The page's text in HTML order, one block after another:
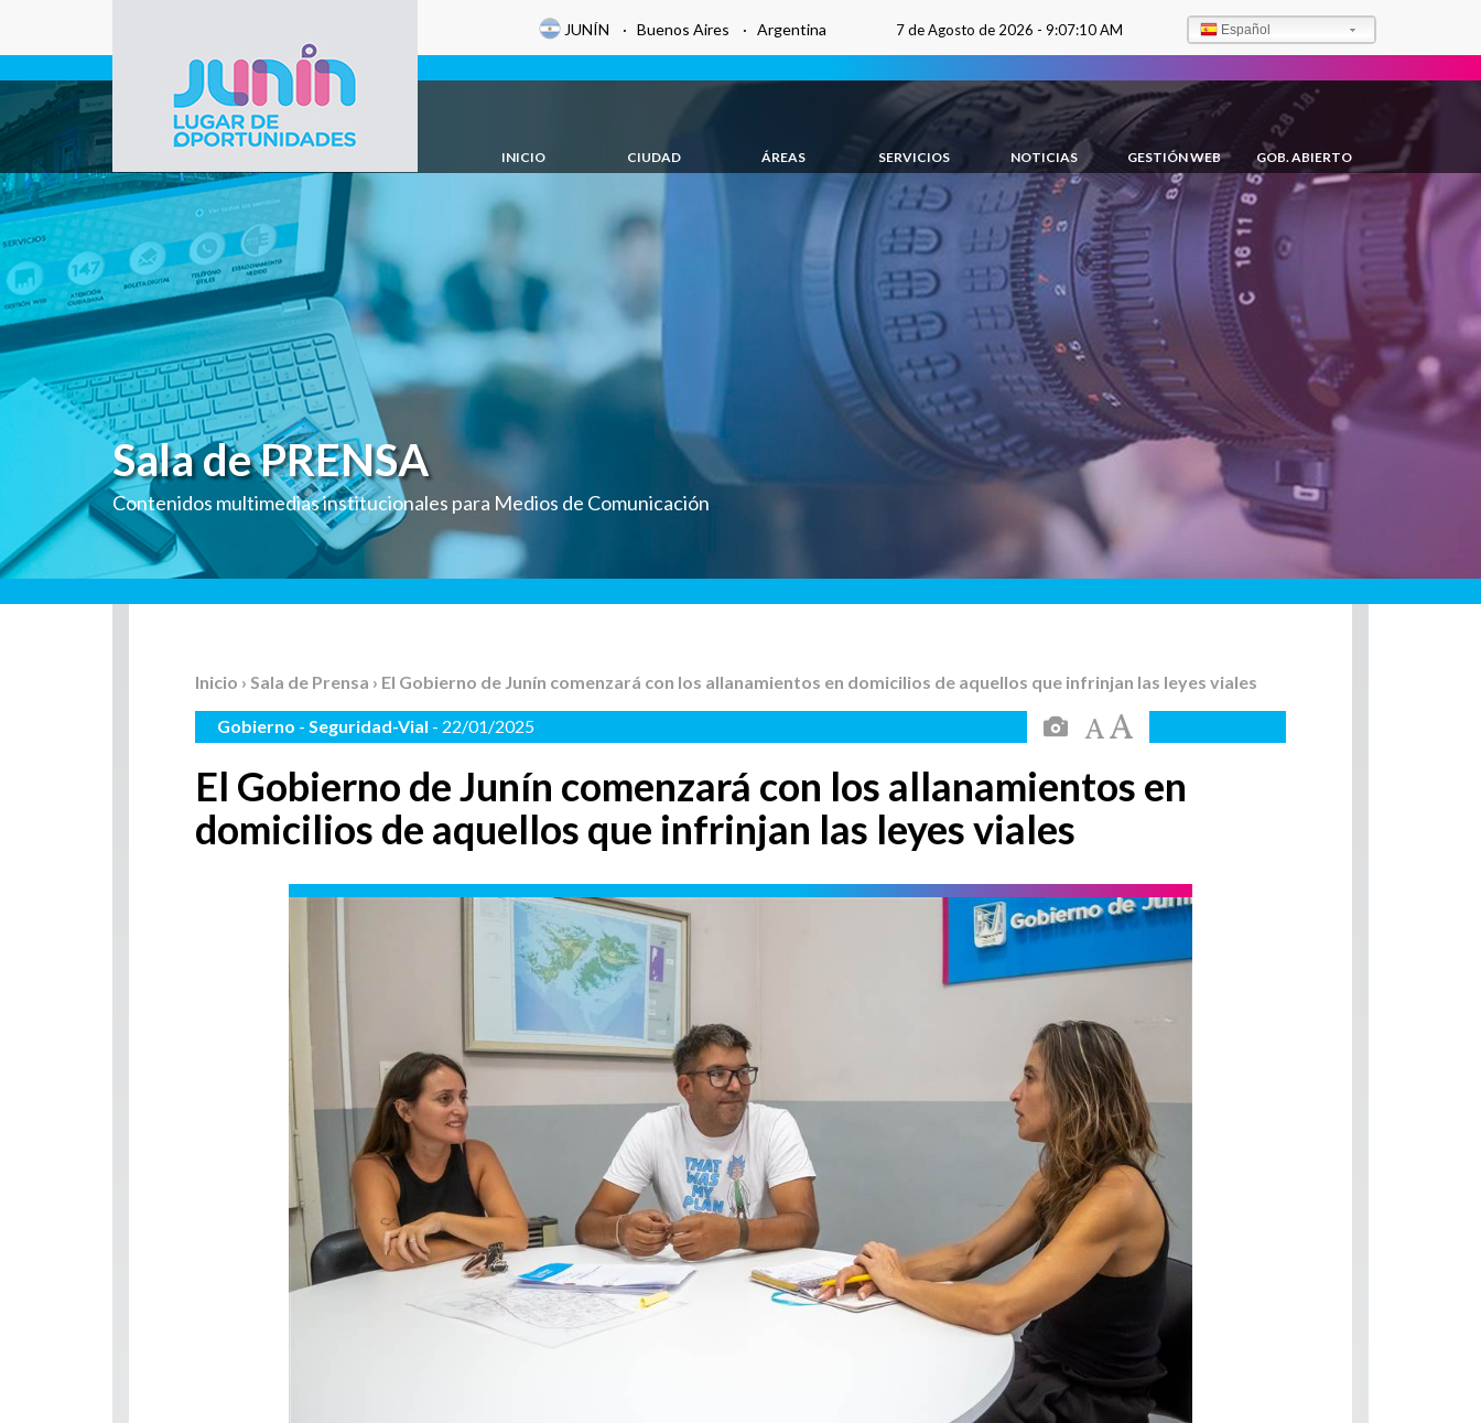
Gobierno de
Junín
JUNÍN · Buenos Aires · Argentina 7 de Agosto de 2026 - 9:07:12 AM Español
INICIO CIUDAD ÁREAS SERVICIOS NOTICIAS GESTIÓN WEB GOB. ABIERTO
Sala de PRENSA
Contenidos multimedias institucionales para Medios de Comunicación
Inicio › Sala de Prensa › El Gobierno de Junín comenzará con los allanamientos en domicilios de aquellos que infrinjan las leyes viales
Gobierno - Seguridad-Vial - 22/01/2025
El Gobierno de Junín comenzará con los allanamientos en
domicilios de aquellos que infrinjan las leyes viales